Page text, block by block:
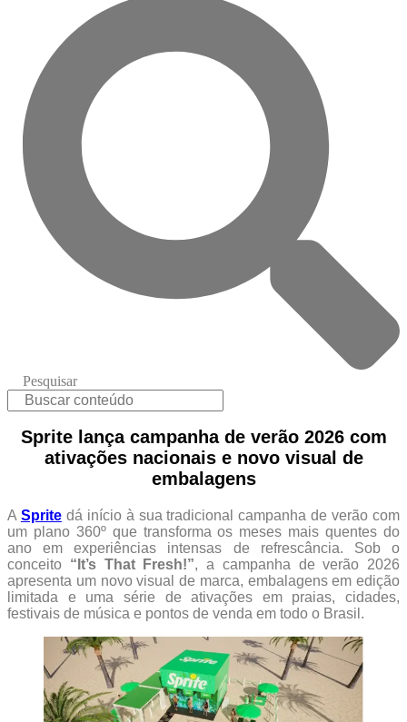
Pesquisar
Sprite lança campanha de verão 2026 com
ativações nacionais e novo visual de
embalagens
A Spritedá início à sua tradicional campanha de verão com
um plano 360º que transforma os meses mais quentes do
ano em experiências intensas de refrescância. Sob o
conceito “It’s That Fresh!”, a campanha de verão 2026
apresenta um novo visual de marca, embalagens em edição
limitada e uma série de ativações em praias, cidades,
festivais de música e pontos de venda em todo o Brasil.